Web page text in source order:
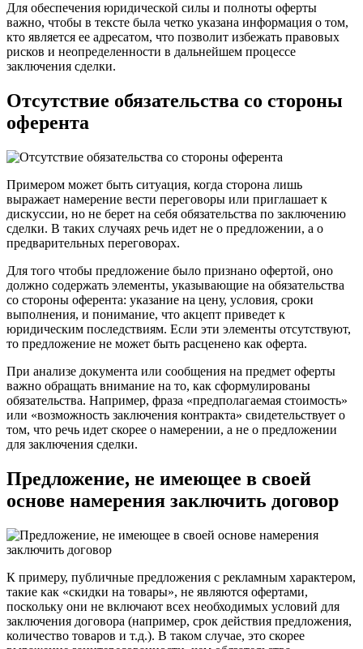
Для обеспечения юридической силы и полноты оферты
важно, чтобы в тексте была четко указана информация о том,
кто является ее адресатом, что позволит избежать правовых
рисков и неопределенности в дальнейшем процессе
заключения сделки.
Отсутствие обязательства со стороны
оферента
Примером может быть ситуация, когда сторона лишь
выражает намерение вести переговоры или приглашает к
дискуссии, но не берет на себя обязательства по заключению
сделки. В таких случаях речь идет не о предложении, а о
предварительных переговорах.
Для того чтобы предложение было признано офертой, оно
должно содержать элементы, указывающие на обязательства
со стороны оферента: указание на цену, условия, сроки
выполнения, и понимание, что акцепт приведет к
юридическим последствиям. Если эти элементы отсутствуют,
то предложение не может быть расценено как оферта.
При анализе документа или сообщения на предмет оферты
важно обращать внимание на то, как сформулированы
обязательства. Например, фраза «предполагаемая стоимость»
или «возможность заключения контракта» свидетельствует о
том, что речь идет скорее о намерении, а не о предложении
для заключения сделки.
Предложение, не имеющее в своей
основе намерения заключить договор
К примеру, публичные предложения с рекламным характером,
такие как «скидки на товары», не являются офертами,
поскольку они не включают всех необходимых условий для
заключения договора (например, срок действия предложения,
количество товаров и т.д.). В таком случае, это скорее